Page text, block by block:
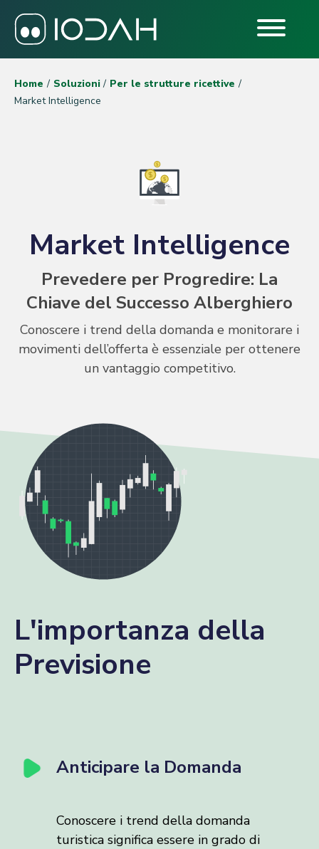
Home Soluzioni
Per le strutture ricettive
Market Intelligence
Market Intelligence
Prevedere per Progredire: La
Chiave del Successo Alberghiero
Conoscere i trend della domanda e monitorare i
movimenti dell’offerta è essenziale per ottenere
un vantaggio competitivo.
L'importanza della
Previsione
Anticipare la Domanda
Conoscere i trend della domanda
turistica significa essere in grado di